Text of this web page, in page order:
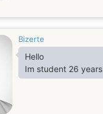
Bizerte
Hello
Im student 26 years